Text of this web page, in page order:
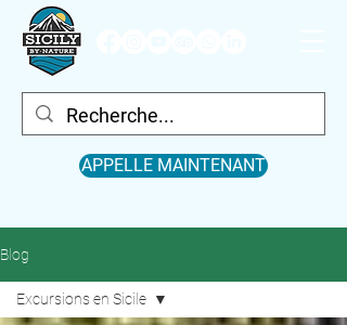
APPELLE MAINTENANT
Blog
Excursions en Sicile